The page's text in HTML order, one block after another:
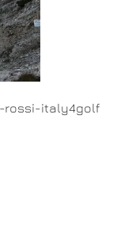
rossi-italy4golf